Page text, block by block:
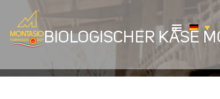
BIOLOGISCHER KÄSE